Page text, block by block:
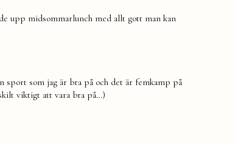
upp midsommarlunch med allt gott man kan
sport som jag är bra på och det är femkamp på
viktigt att vara bra på…)